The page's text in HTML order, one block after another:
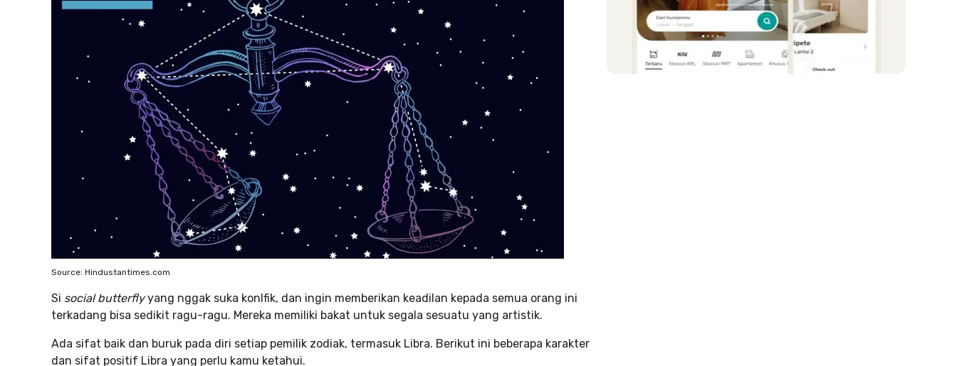
Source: Hindustantimes.com
Si social butterflyyang nggak suka konlfik, dan ingin memberikan keadilan kepada semua orang ini
terkadang bisa sedikit ragu-ragu. Mereka memiliki bakat untuk segala sesuatu yang artistik.
Ada sifat baik dan buruk pada diri setiap pemilik zodiak, termasuk Libra. Berikut ini beberapa karakter
dan sifat positif Libra yang perlu kamu ketahui.